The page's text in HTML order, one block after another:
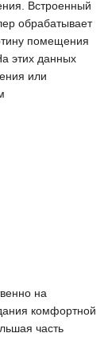
Встроенный
обрабатывает
помещения
этих данных
или
на
комфортной
часть